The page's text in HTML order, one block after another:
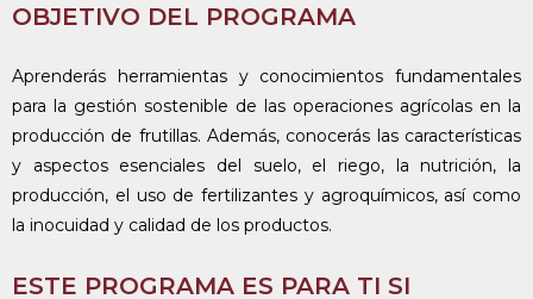
OBJETIVO DEL PROGRAMA
Aprenderás herramientas y conocimientos fundamentales
para la gestión sostenible de las operaciones agrícolas en la
producción de frutillas. Además, conocerás las características
y aspectos esenciales del suelo, el riego, la nutrición, la
producción, el uso de fertilizantes y agroquímicos, así como
la inocuidad y calidad de los productos.
ESTE PROGRAMA ES PARA TI SI